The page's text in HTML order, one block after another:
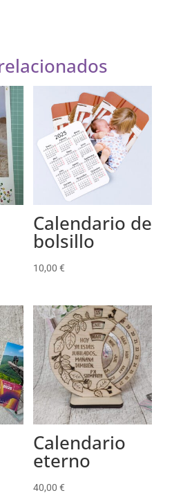
Calendario de
bolsillo
10,00€
Calendario
eterno
40,00€